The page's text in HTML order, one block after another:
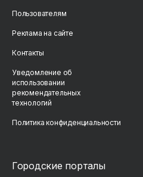
Пользователям
Реклама на сайте
Контакты
Уведомление об
использовании
рекомендательных
технологий
Политика конфиденциальности
Городские порталы